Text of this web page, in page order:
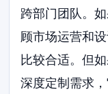
跨部门团队。
顾市场运营和
比较合适。但
深度定制需求